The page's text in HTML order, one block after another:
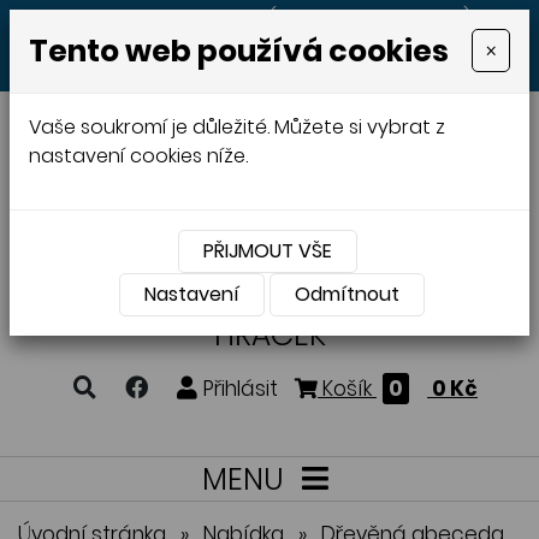
MENU
VÝROBA A PRODEJDŘEVĚNÝCH
HRAČEK
Přihlásit Košík 0 0 Kč
MENU
Tento web používá cookies ×
Vaše soukromí je důležité. Můžete si vybrat z
nastavení cookies níže.
PŘIJMOUT VŠE
Nastavení
Odmítnout